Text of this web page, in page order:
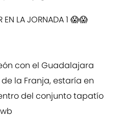
EN LA JORNADA 1 😱😱
con el Guadalajara
la Franja, estaría en
del conjunto tapatío